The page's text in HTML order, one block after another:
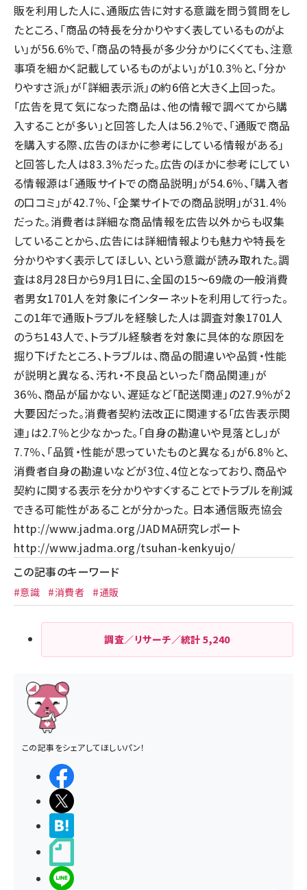
販を利用した人に、通販広告に対する意識を問う質問をし
たところ、「商品の特長を分かりやすく表しているものがよ
い」が56.6％で、「商品の特長が多少分かりにくくても、注意
事項を細かく記載しているものがよい」が10.3％と、「分か
りやすさ派」が「詳細表示派」の約6倍と大きく上回った。
「広告を見て気になった商品は、他の情報で調べてから購
入することが多い」と回答した人は56.2％で、「通販で商品
を購入する際、広告のほかに参考にしている情報がある」
と回答した人は83.3％だった。広告のほかに参考にしてい
る情報源は「通販サイトでの商品説明」が54.6％、「購入者
の口コミ」が42.7％、「企業サイトでの商品説明」が31.4％
だった。消費者は詳細な商品情報を広告以外からも収集
していることから、広告には詳細情報よりも魅力や特長を
分かりやすく表示してほしい、という意識が読み取れた。調
査は8月28日から9月1日に、全国の15～69歳の一般消費
者男女1701人を対象にインターネットを利用して行った。
この1年で通販トラブルを経験した人は調査対象1701人
のうち143人で、トラブル経験者を対象に具体的な原因を
掘り下げたところ、トラブルは、商品の間違いや品質・性能
が説明と異なる、汚れ・不良品といった「商品関連」が
36％、商品が届かない、遅延など「配送関連」の27.9％が2
大要因だった。消費者契約法改正に関連する「広告表示関
連」は2.7％と少なかった。「自身の勘違いや見落とし」が
7.7％、「品質・性能が思っていたものと異なる」が6.8％と、
消費者自身の勘違いなどが3位、4位となっており、商品や
契約に関する表示を分かりやすくすることでトラブルを削減
できる可能性があることが分かった。 日本通信販売協会
http://www.jadma.org/JADMA研究レポート
http://www.jadma.org/tsuhan-kenkyujo/
この記事のキーワード
#意識 #消費者 #通販
調査／リサーチ／統計5,240
この記事をシェアしてほしいパン！